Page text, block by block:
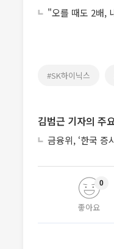
"오를 때도 2배,
#SK하이닉스
김범근 기자의 주
금융위, ‘한국
좋아요
0